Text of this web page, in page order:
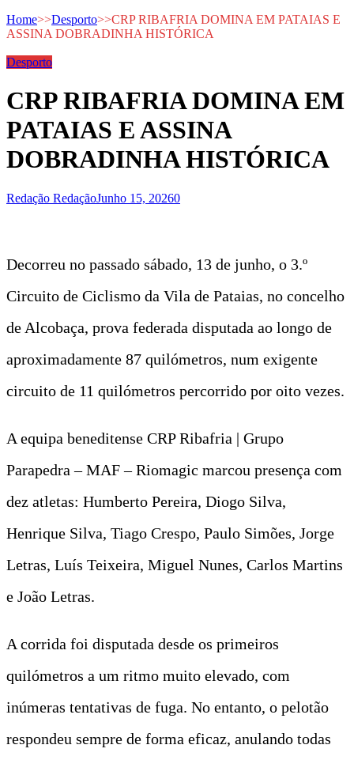
Home>>Desporto>>CRP RIBAFRIA DOMINA EM PATAIAS E
ASSINA DOBRADINHA HISTÓRICA
Desporto
CRP RIBAFRIA DOMINA EM
PATAIAS E ASSINA
DOBRADINHA HISTÓRICA
Redação RedaçãoJunho 15, 20260
Decorreu no passado sábado, 13 de junho, o 3.º
Circuito de Ciclismo da Vila de Pataias, no concelho
de Alcobaça, prova federada disputada ao longo de
aproximadamente 87 quilómetros, num exigente
circuito de 11 quilómetros percorrido por oito vezes.
A equipa beneditense CRP Ribafria | Grupo
Parapedra – MAF – Riomagic marcou presença com
dez atletas: Humberto Pereira, Diogo Silva,
Henrique Silva, Tiago Crespo, Paulo Simões, Jorge
Letras, Luís Teixeira, Miguel Nunes, Carlos Martins
e João Letras.
A corrida foi disputada desde os primeiros
quilómetros a um ritmo muito elevado, com
inúmeras tentativas de fuga. No entanto, o pelotão
respondeu sempre de forma eficaz, anulando todas